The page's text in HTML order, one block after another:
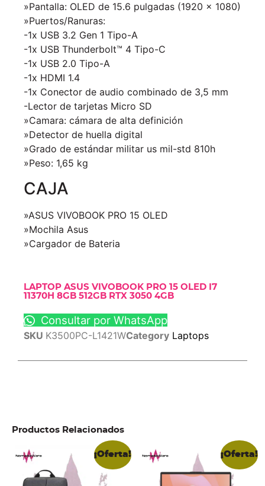
»Pantalla: OLED de 15.6 pulgadas (1920 x 1080)
»Puertos/Ranuras:
-1x USB 3.2 Gen 1 Tipo-A
-1x USB Thunderbolt™ 4 Tipo-C
-1x USB 2.0 Tipo-A
-1x HDMI 1.4
-1x Conector de audio combinado de 3,5 mm
-Lector de tarjetas Micro SD
»Camara: cámara de alta definición
»Detector de huella digital
»Grado de estándar militar us mil-std 810h
»Peso: 1,65 kg
CAJA
»ASUS VIVOBOOK PRO 15 OLED
»Mochila Asus
»Cargador de Bateria
LAPTOP ASUS VIVOBOOK PRO 15 OLED I7
11370H 8GB 512GB RTX 3050 4GB
Consultar por WhatsApp
SKU K3500PC-L1421WCategory Laptops
Productos Relacionados
¡Oferta! ¡Oferta!